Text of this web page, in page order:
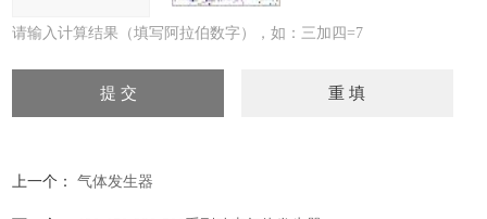
请输入计算结果（填写阿拉伯数字），如：三加四=7
上一个： 气体发生器